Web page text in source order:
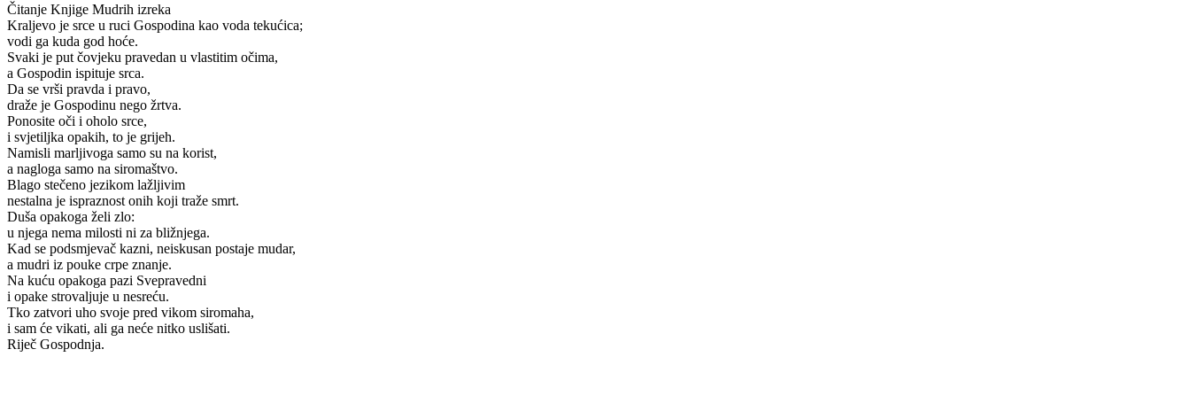
Čitanje Knjige Mudrih izreka
Kraljevo je srce u ruci Gospodina kao voda tekućica;
vodi ga kuda god hoće.
Svaki je put čovjeku pravedan u vlastitim očima,
a Gospodin ispituje srca.
Da se vrši pravda i pravo,
draže je Gospodinu nego žrtva.
Ponosite oči i oholo srce,
i svjetiljka opakih, to je grijeh.
Namisli marljivoga samo su na korist,
a nagloga samo na siromaštvo.
Blago stečeno jezikom lažljivim
nestalna je ispraznost onih koji traže smrt.
Duša opakoga želi zlo:
u njega nema milosti ni za bližnjega.
Kad se podsmjevač kazni, neiskusan postaje mudar,
a mudri iz pouke crpe znanje.
Na kuću opakoga pazi Svepravedni
i opake strovaljuje u nesreću.
Tko zatvori uho svoje pred vikom siromaha,
i sam će vikati, ali ga neće nitko uslišati.
Riječ Gospodnja.